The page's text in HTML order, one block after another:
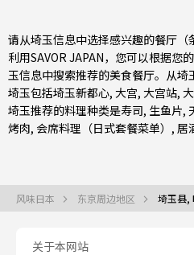
请从埼玉信息中选择感兴趣的餐厅（
利用SAVOR JAPAN，您可以根据您
玉信息中搜索推荐的美食餐厅。从埼
埼玉包括埼玉新都心, 大宫, 大宫站,
埼玉推荐的料理种类是寿司, 生鱼片,
烤肉, 会席料理（日式套餐菜单） , 居
风味日本 东京周边地区 埼玉县,
关于本网站